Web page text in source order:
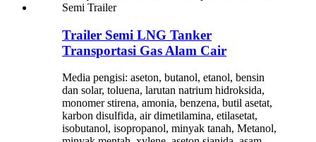
Trailer Semi LNG Tanker
Transportasi Gas Alam Cair
Media pengisi: aseton, butanol, etanol, bensin
dan solar, toluena, larutan natrium hidroksida,
monomer stirena, amonia, benzena, butil asetat,
karbon disulfida, air dimetilamina, etilasetat,
isobutanol, isopropanol, minyak tanah, Metanol,